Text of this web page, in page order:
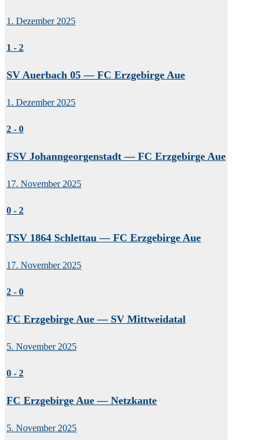
1. Dezember 2025
1 - 2
SV Auerbach 05 — FC Erzgebirge Aue
1. Dezember 2025
2 - 0
FSV Johanngeorgenstadt — FC Erzgebirge Aue
17. November 2025
0 - 2
TSV 1864 Schlettau — FC Erzgebirge Aue
17. November 2025
2 - 0
FC Erzgebirge Aue — SV Mittweidatal
5. November 2025
0 - 2
FC Erzgebirge Aue — Netzkante
5. November 2025